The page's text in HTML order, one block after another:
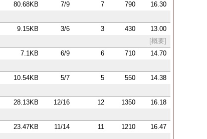
80.68KB 7/9 7 790
16.30
9.15KB 3/6 3 430
13.00
[概要]
7.1KB 6/9 6 710
14.70
10.54KB 5/7 5 550
14.38
28.13KB 12/16 12 1350
16.18
23.47KB 11/14 11 1210
16.47